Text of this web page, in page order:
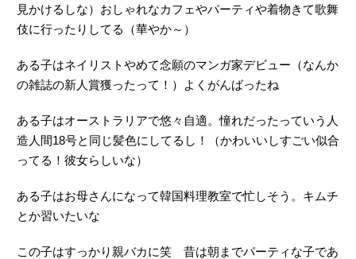
見かけるしな）おしゃれなカフェやパーティや着物きて歌舞
伎に行ったりしてる（華やか～）
ある子はネイリストやめて念願のマンガ家デビュー（なんか
の雑誌の新人賞獲ったって！）よくがんばったね
ある子はオーストラリアで悠々自適。憧れだったっていう人
造人間18号と同じ髪色にしてるし！（かわいいしすごい似合
ってる！彼女らしいな）
ある子はお母さんになって韓国料理教室で忙しそう。キムチ
とか習いたいな
この子はすっかり親バカに笑 昔は朝までパーティな子であ